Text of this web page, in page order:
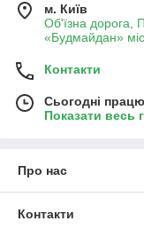
м. Київ
Об'їзна дорога,
«Будмайдан»
Контакти
Сьогодні
Показати весь
Про нас
Контакти